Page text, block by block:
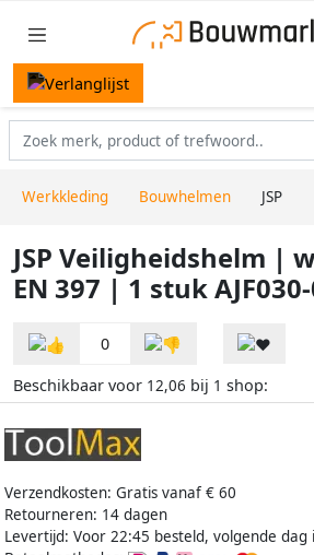
Werkkleding Bouwhelmen JSP
JSP Veiligheidshelm |
EN 397 | 1 stuk
0
Beschikbaar voor 12,06 bij 1 shop:
Verzendkosten: Gratis vanaf € 60
Retourneren: 14 dagen
Levertijd: Voor 22:45 besteld, volgende dag